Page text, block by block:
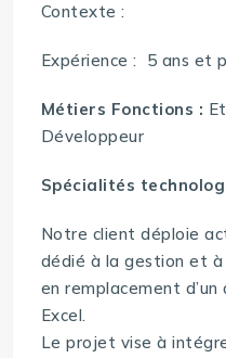
Contexte :
Expérience : 5 ans et
Métiers Fonctions :
Développeur
Spécialités
Notre client déploie
dédié à la gestion et
en remplacement
Excel.
Le projet vise à